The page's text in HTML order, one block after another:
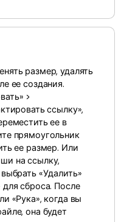
размер, удалять
ее создания.
>
ссылку»,
ее в
прямоугольник
ее размер. Или
на ссылку,
«Удалить»
для сброса. После
«Рука», когда вы
она будет